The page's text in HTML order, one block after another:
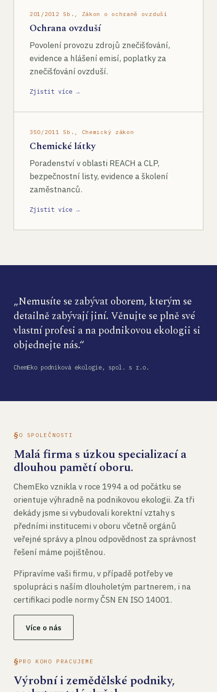
201/2012 Sb., Zákon o ochraně ovzduší
Ochrana ovzduší
Povolení provozu zdrojů znečišťování,
evidence a hlášení emisí, poplatky za
znečišťování ovzduší.
Zjistit více →
350/2011 Sb., Chemický zákon
Chemické látky
Poradenství v oblasti REACH a CLP,
bezpečnostní listy, evidence a školení
zaměstnanců.
Zjistit více →
„Nemusíte se zabývat oborem, kterým se
detailně zabývají jiní. Věnujte se plně své
vlastní profesi a na podnikovou ekologii si
objednejte nás.“
ChemEko podniková ekologie, spol. s r.o.
O SPOLEČNOSTI
Malá firma s úzkou specializací a
dlouhou pamětí oboru.
ChemEko vznikla v roce 1994 a od počátku se
orientuje výhradně na podnikovou ekologii. Za tři
dekády jsme si vybudovali korektní vztahy s
předními institucemi v oboru včetně orgánů
veřejné správy a plnou odpovědnost za správnost
řešení máme pojištěnou.
Připravíme vaši firmu, v případě potřeby ve
spolupráci s naším dlouholetým partnerem, i na
certifikaci podle normy ČSN EN ISO 14001.
Více o nás
PRO KOHO PRACUJEME
Výrobní i zemědělské podniky,